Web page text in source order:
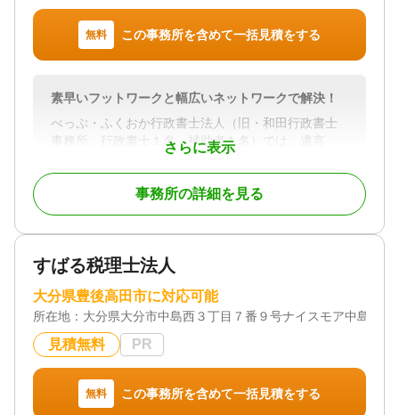
格者での相談対応は行っておりません。
2 相続・遺言・以外のご相談も可能です。
客様に最適な解決策をご提案いたします。
3 豊富な相談実績・ノウハウ
１７年間の豊富な経験から蓄積されたノウハウで高
難度な案件にも対応が可能です。
談ができます。電話での相談も可能です。
5 スピード対応
お急ぎのお手続きでもスピーディー・丁寧に対応い
たします。
対応地域
大分県全域
無料 この事務所を含めて一括見積をする
さらに表示
素早いフットワークと幅広いネットワークで解決！
べっぷ・ふくおか行政書士法人（旧・和田行政書士
事務所、行政書士１名、補助者１名）では、遺言
（遺言保管制度、公正証書遺言含む）・相続手続
（遺産分割協議書作成等）に関するサポートを行っ
能です。
ワークが軽く迅速な手続きを心がけております。
遺言・相続手続き専門の担当スタッフがきめ細かく
サポート致します。
対応地域
事務所の詳細を見る
すばる税理士法人
大分県豊後高田市に対応可能
所在地： 大分県大分市中島西３丁目７番９号ナイスモア中島201
見積無料 PR
無料 この事務所を含めて一括見積をする